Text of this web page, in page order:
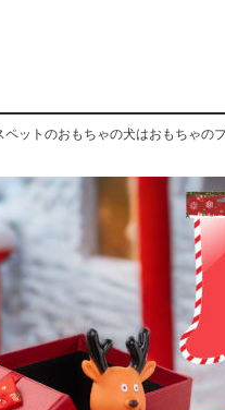
ットのおもちゃの犬はおもちゃの